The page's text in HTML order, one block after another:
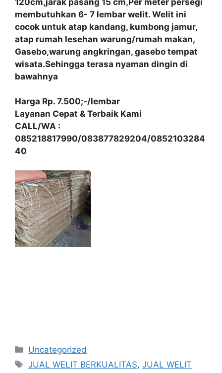
membutuhkan 6- 7 lembar welit. Welit ini
cocok untuk atap kandang, kumbong jamur,
atap rumah lesehan warung/rumah makan,
Gasebo,warung angkringan, gasebo tempat
wisata.Sehingga terasa nyaman dingin di
bawahnya
Harga Rp. 7.500;-/lembar
Layanan Cepat & Terbaik Kami
CALL/WA :
085218817990/083877829204/0852103284
40
Kategori
Uncategorized
Tag
JUAL WELIT BERKUALITAS,JUAL WELIT